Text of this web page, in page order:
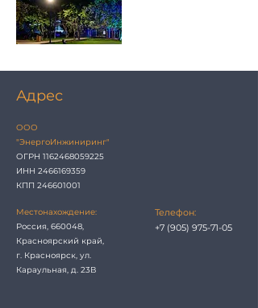
Адрес
ООО
"ЭнергоИнжиниринг"
ОГРН 1162468059225
ИНН 2466169359
КПП 246601001
Местонахождение:
Россия, 660048,
Красноярский край,
г. Красноярск, ул.
Караульная, д. 23В
Телефон:
+7 (905) 975-71-05